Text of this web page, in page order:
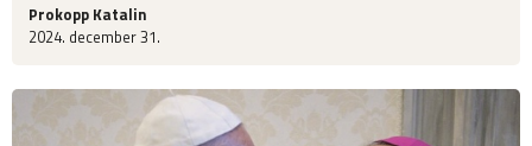
Prokopp Katalin
2024. december 31.